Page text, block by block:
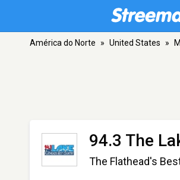
América do Norte » United States »
94.3 The
The Flathead's